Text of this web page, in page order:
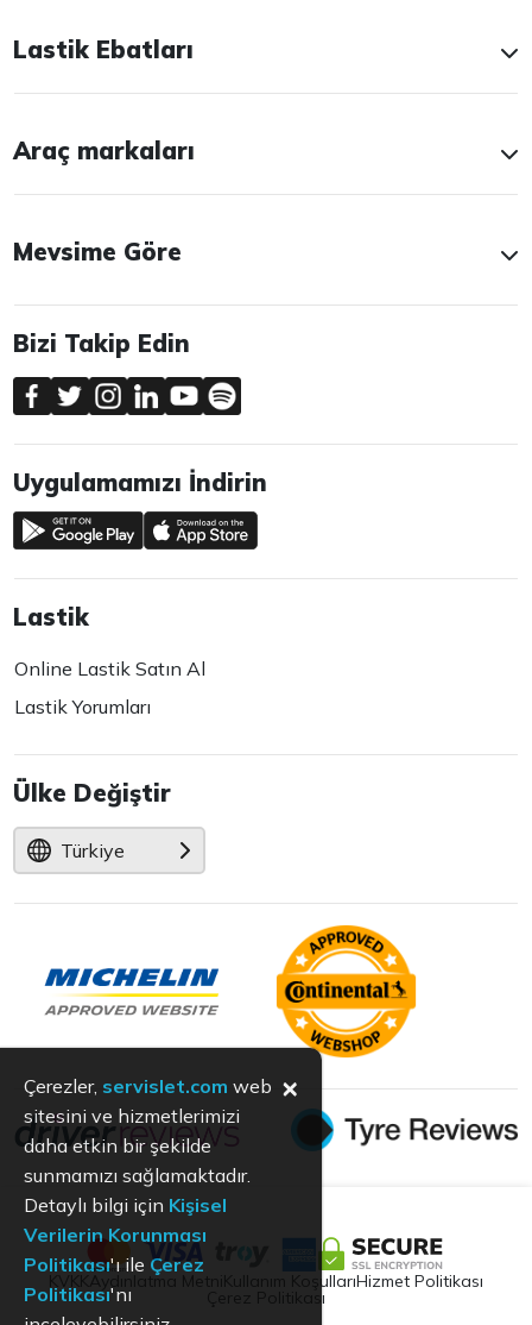
Lastik Ebatları
Araç markaları
Mevsime Göre
Bizi Takip Edin
Uygulamamızı İndirin
Lastik
Online Lastik Satın Al
Lastik Yorumları
Ülke Değiştir
Türkiye
Aydınlatma Metni Kullanım KoşullarıHizmet Politikası
Çerez Politikası
Çerezler, servislet.com web
sitesini ve hizmetlerimizi
daha etkin bir şekilde
sunmamızı sağlamaktadır.
Detaylı bilgi için Kişisel
Verilerin Korunması
Politikası'ı ile Çerez
Politikası'nı
×